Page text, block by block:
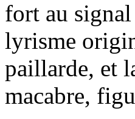
fort au
lyrisme
paillarde, et
macabre,